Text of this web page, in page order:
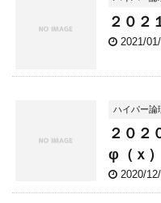
２０２
2021/
ハイパー論
２０２
φ（ｘ
2020/